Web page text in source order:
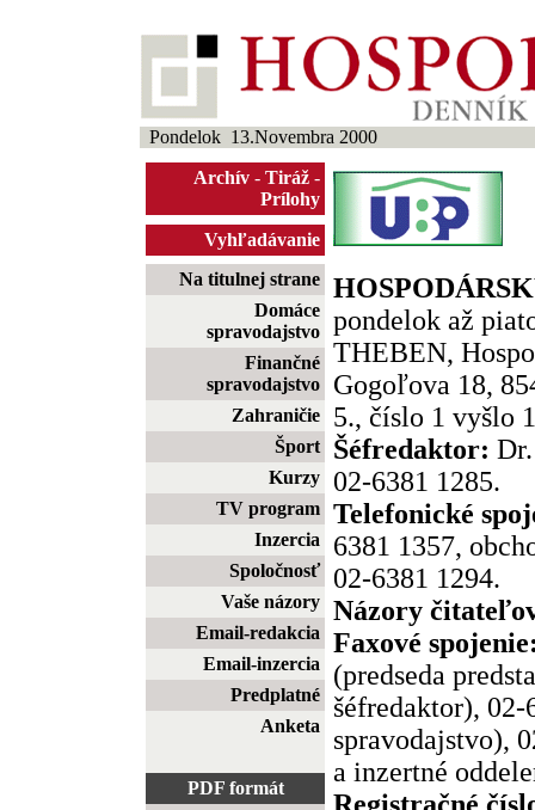
Pondelok 13.Novembra 2000
Archív - Tiráž -
Prílohy
Vyhľadávanie
Na titulnej strane
Domáce
spravodajstvo
Finančné
spravodajstvo
Zahraničie
Šport
Kurzy
TV program
Inzercia
Spoločnosť
Vaše názory
Email-redakcia
Email-inzercia
Predplatné
Anketa
PDF formát
pondelok až
THEBEN,
Gogoľova 18,
5., číslo 1 vyšlo
Šéfredaktor:
02-6381 1285.
Telefonické
6381 1357,
02-6381 1294.
Názory
Faxové
(predseda
šéfredaktor),
spravodajstvo),
a inzertné